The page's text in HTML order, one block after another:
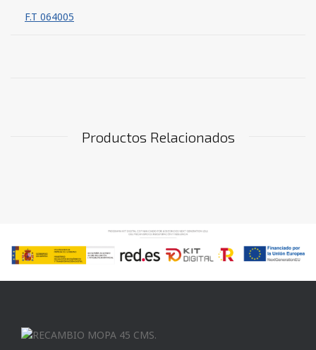
F.T 064005
Productos Relacionados